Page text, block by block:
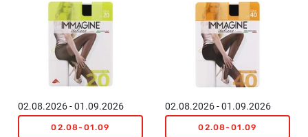
02.08.2026 - 01.09.2026
02.08-01.09
02.08.2026 - 01.09.2026
02.08-01.09